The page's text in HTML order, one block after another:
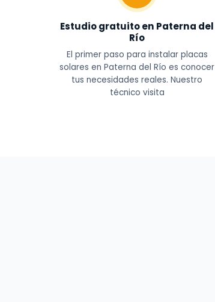
Estudio gratuito en Paterna del
Río
El primer paso para instalar placas
solares en Paterna del Río es conocer
tus necesidades reales. Nuestro
técnico visita